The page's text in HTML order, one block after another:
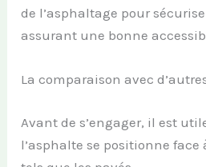
de l’asphaltage pour
assurant une bonne
La comparaison avec
Avant de s’engager, il est
l’asphalte se positionne face